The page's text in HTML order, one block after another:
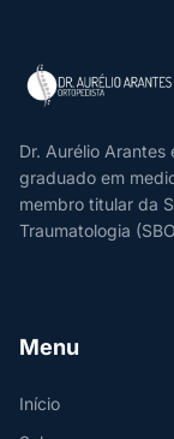
Dr. Aurélio Arantes
graduado em
membro titular da
Traumatologia
Menu
Início